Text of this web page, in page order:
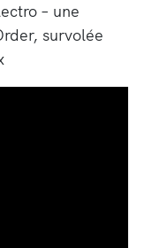
– une
survolée